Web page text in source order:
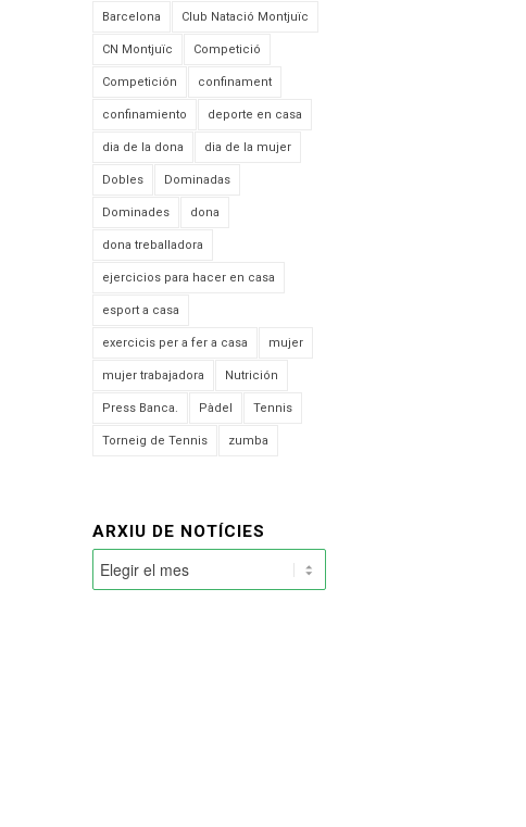
Barcelona Club Natació Montjuïc
CN Montjuïc Competició
Competición confinament
confinamiento deporte en casa
dia de la dona dia de la mujer
Dobles Dominadas
Dominades dona
dona treballadora
ejercicios para hacer en casa
esport a casa
exercicis per a fer a casa mujer
mujer trabajadora Nutrición
Press Banca. Pàdel Tennis
Torneig de Tennis zumba
ARXIU DE NOTÍCIES